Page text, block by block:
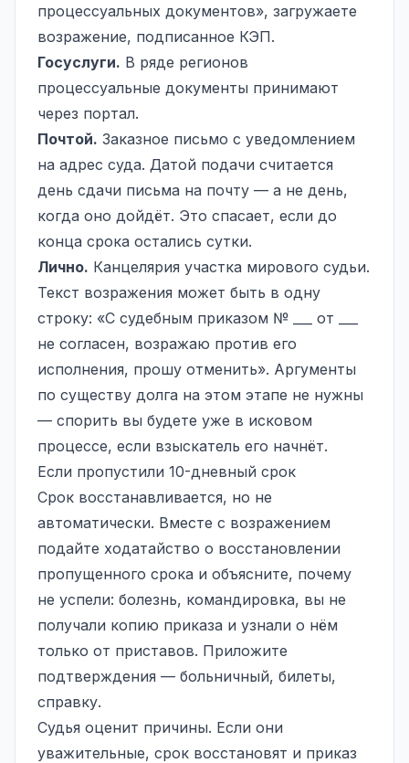
процессуальных документов», загружаете
возражение, подписанное КЭП.
Госуслуги. В ряде регионов
процессуальные документы принимают
через портал.
Почтой. Заказное письмо с уведомлением
на адрес суда. Датой подачи считается
день сдачи письма на почту — а не день,
когда оно дойдёт. Это спасает, если до
конца срока остались сутки.
Лично. Канцелярия участка мирового судьи.
Текст возражения может быть в одну
строку: «С судебным приказом № ___ от ___
не согласен, возражаю против его
исполнения, прошу отменить». Аргументы
по существу долга на этом этапе не нужны
— спорить вы будете уже в исковом
процессе, если взыскатель его начнёт.
Если пропустили 10-дневный срок
Срок восстанавливается, но не
автоматически. Вместе с возражением
подайте ходатайство о восстановлении
пропущенного срока и объясните, почему
не успели: болезнь, командировка, вы не
получали копию приказа и узнали о нём
только от приставов. Приложите
подтверждения — больничный, билеты,
справку.
Судья оценит причины. Если они
уважительные, срок восстановят и приказ